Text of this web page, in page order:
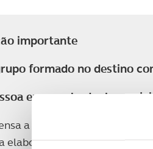
importante
formado no destino
em quarto duplo e
a consulta das condições
elaborado em JAN 26 com a